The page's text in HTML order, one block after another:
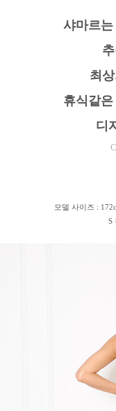
샤마르
최
휴식같
디
모델 사이즈 :
S